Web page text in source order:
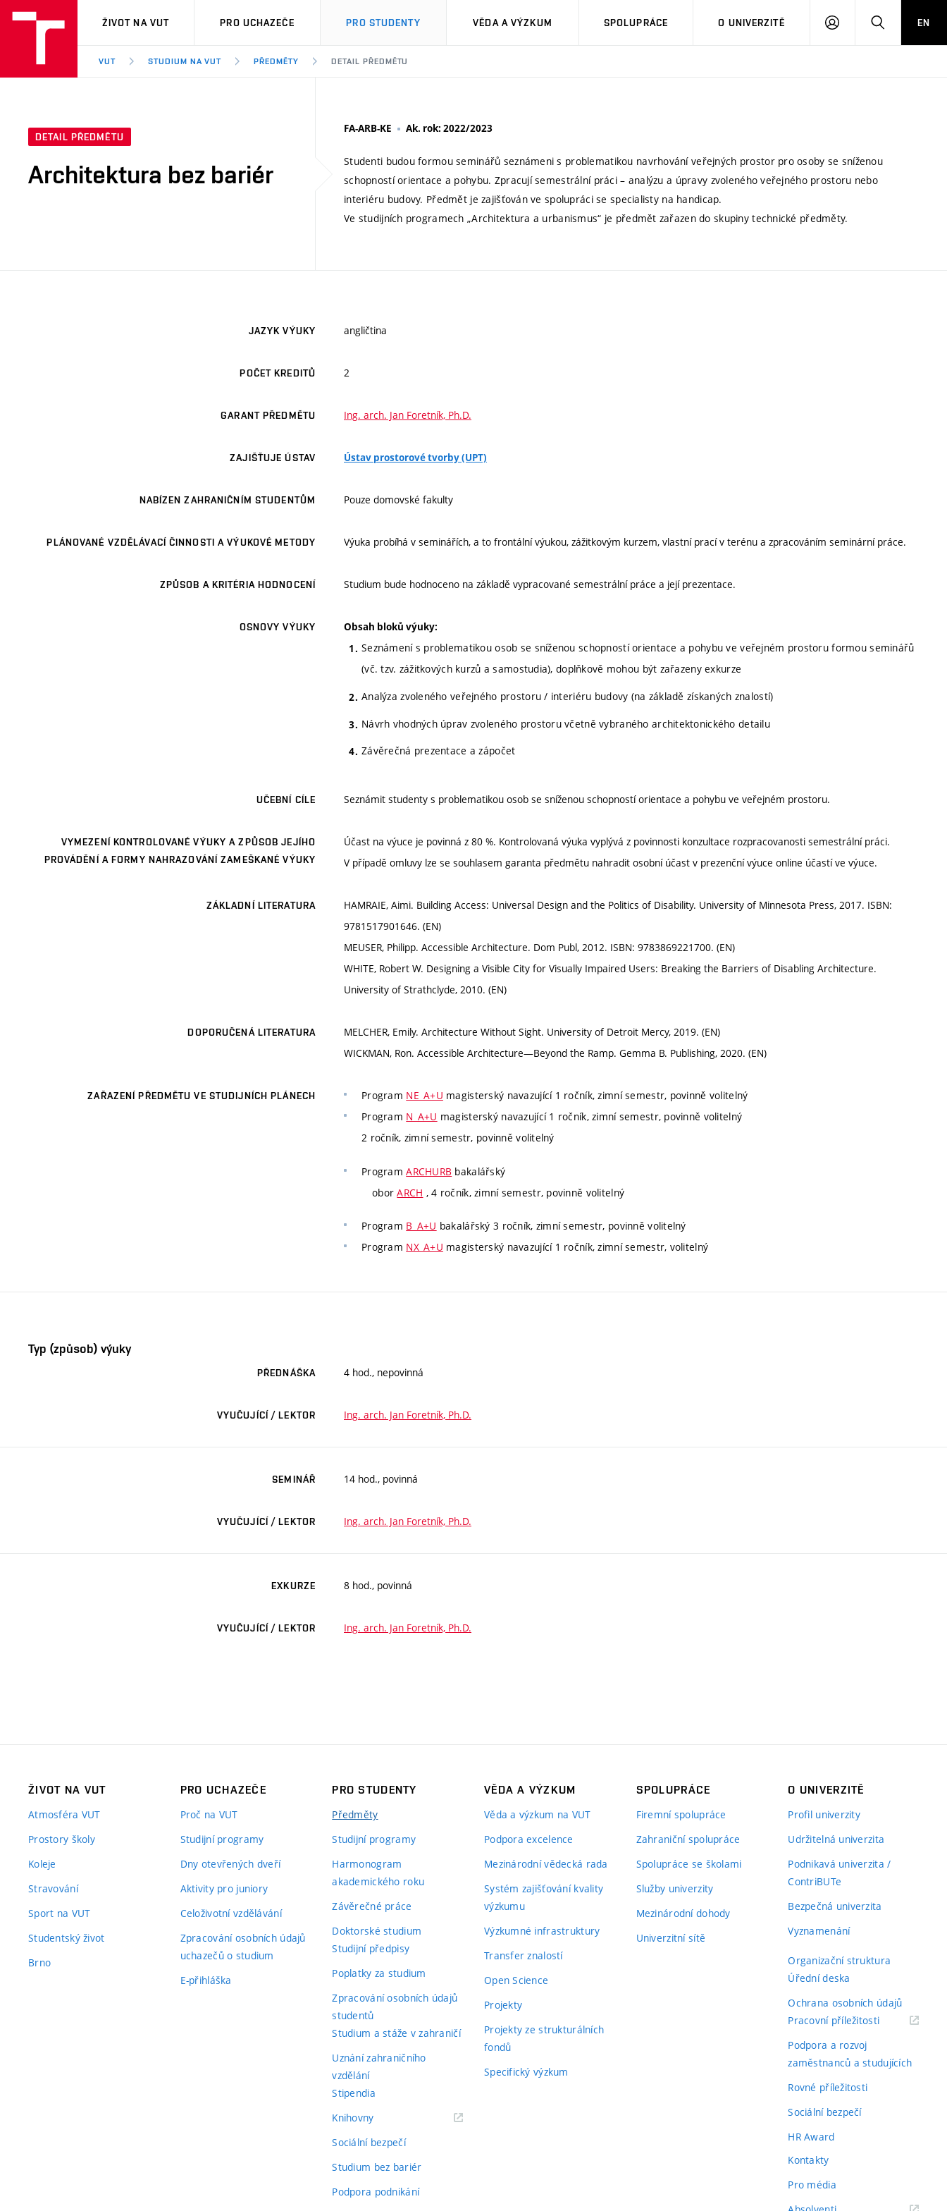
VUT
ŽIVOT NA VUT PRO UCHAZEČE PRO STUDENTY VĚDA A VÝZKUM SPOLUPRÁCE O UNIVERZITĚ
PŘIHLÁSIT HLEDATEN
VUT STUDIUM NA VUT PŘEDMĚTY DETAIL PŘEDMĚTU
DETAIL PŘEDMĚTU
Architektura bez bariér
FA-ARB-KE Ak. rok: 2022/2023
Studenti budou formou seminářů seznámeni s problematikou navrhování veřejných prostor pro osoby se sníženou
schopností orientace a pohybu. Zpracují semestrální práci – analýzu a úpravy zvoleného veřejného prostoru nebo
interiéru budovy. Předmět je zajišťován ve spolupráci se specialisty na handicap.
Ve studijních programech „Architektura a urbanismus“ je předmět zařazen do skupiny technické předměty.
JAZYK VÝUKY angličtina
POČET KREDITŮ 2
GARANT PŘEDMĚTU Ing. arch. Jan Foretník, Ph.D.
ZAJIŠŤUJE ÚSTAV Ústav prostorové tvorby (UPT)
NABÍZEN ZAHRANIČNÍM STUDENTŮM Pouze domovské fakulty
PLÁNOVANÉ VZDĚLÁVACÍ ČINNOSTI A VÝUKOVÉ METODY Výuka probíhá v seminářích, a to frontální výukou, zážitkovým kurzem, vlastní prací v terénu a zpracováním seminární práce.
ZPŮSOB A KRITÉRIA HODNOCENÍ Studium bude hodnoceno na základě vypracované semestrální práce a její prezentace.
OSNOVY VÝUKY Obsah bloků výuky:
Seznámení s problematikou osob se sníženou schopností orientace a pohybu ve veřejném prostoru formou seminářů
(vč. tzv. zážitkových kurzů a samostudia), doplňkově mohou být zařazeny exkurze
Analýza zvoleného veřejného prostoru / interiéru budovy (na základě získaných znalostí)
Návrh vhodných úprav zvoleného prostoru včetně vybraného architektonického detailu
Závěrečná prezentace a zápočet
UČEBNÍ CÍLE Seznámit studenty s problematikou osob se sníženou schopností orientace a pohybu ve veřejném prostoru.
VYMEZENÍ KONTROLOVANÉ VÝUKY A ZPŮSOB JEJÍHO
PROVÁDĚNÍ A FORMY NAHRAZOVÁNÍ ZAMEŠKANÉ VÝUKY
Účast na výuce je povinná z 80 %. Kontrolovaná výuka vyplývá z povinnosti konzultace rozpracovanosti semestrální práci.
V případě omluvy lze se souhlasem garanta předmětu nahradit osobní účast v prezenční výuce online účastí ve výuce.
ZÁKLADNÍ LITERATURA
HAMRAIE, Aimi. Building Access: Universal Design and the Politics of Disability. University of Minnesota Press, 2017. ISBN:
9781517901646. (EN)
MEUSER, Philipp. Accessible Architecture. Dom Publ, 2012. ISBN: 9783869221700. (EN)
WHITE, Robert W. Designing a Visible City for Visually Impaired Users: Breaking the Barriers of Disabling Architecture.
University of Strathclyde, 2010. (EN)
DOPORUČENÁ LITERATURA
MELCHER, Emily. Architecture Without Sight. University of Detroit Mercy, 2019. (EN)
WICKMAN, Ron. Accessible Architecture—Beyond the Ramp. Gemma B. Publishing, 2020. (EN)
ZAŘAZENÍ PŘEDMĚTU VE STUDIJNÍCH PLÁNECH Program NE_A+U magisterský navazující 1 ročník, zimní semestr, povinně volitelný
Program N_A+U magisterský navazující 1 ročník, zimní semestr, povinně volitelný
2 ročník, zimní semestr, povinně volitelný
ProgramARCHURB bakalářský
oborARCH , 4 ročník, zimní semestr, povinně volitelný
Program B_A+U bakalářský 3 ročník, zimní semestr, povinně volitelný
Program NX_A+U magisterský navazující 1 ročník, zimní semestr, volitelný
Typ (způsob) výuky
PŘEDNÁŠKA 4 hod., nepovinná
VYUČUJÍCÍ / LEKTOR Ing. arch. Jan Foretník, Ph.D.
SEMINÁŘ 14 hod., povinná
VYUČUJÍCÍ / LEKTOR Ing. arch. Jan Foretník, Ph.D.
EXKURZE 8 hod., povinná
VYUČUJÍCÍ / LEKTOR Ing. arch. Jan Foretník, Ph.D.
ŽIVOT NA VUT
Atmosféra VUT
Prostory školy
Koleje
Stravování
Sport na VUT
Studentský život
Brno
PRO UCHAZEČE
Proč na VUT
Studijní programy
Dny otevřených dveří
Aktivity pro juniory
Celoživotní vzdělávání
Zpracování osobních údajů
uchazečů o studium
E-přihláška
PRO STUDENTY
Předměty
Studijní programy
Harmonogram
akademického roku
Závěrečné práce
Doktorské studium
Studijní předpisy
Poplatky za studium
Zpracování osobních údajů
studentů
Studium a stáže v zahraničí
Uznání zahraničního
vzdělání
Stipendia
Knihovny(externí
Sociální bezpečí
Studium bez bariér
Podpora podnikání
VĚDA A VÝZKUM
Věda a výzkum na VUT
Podpora excelence
Mezinárodní vědecká rada
Systém zajišťování kvality
výzkumu
Výzkumné infrastruktury
Transfer znalostí
Open Science
Projekty
Projekty ze strukturálních
fondů
Specifický výzkum
SPOLUPRÁCE
Firemní spolupráce
Zahraniční spolupráce
Spolupráce se školami
Služby univerzity
Mezinárodní dohody
Univerzitní sítě
O UNIVERZITĚ
Profil univerzity
Udržitelná univerzita
Podnikavá univerzita /
ContriBUTe
Bezpečná univerzita
Vyznamenání
Organizační struktura
Úřední deska
Ochrana osobních údajů
Pracovní příležitosti(externí
Podpora a rozvoj
zaměstnanců a studujících
Rovné příležitosti
Sociální bezpečí
HR Award
Kontakty
Pro média
(externí